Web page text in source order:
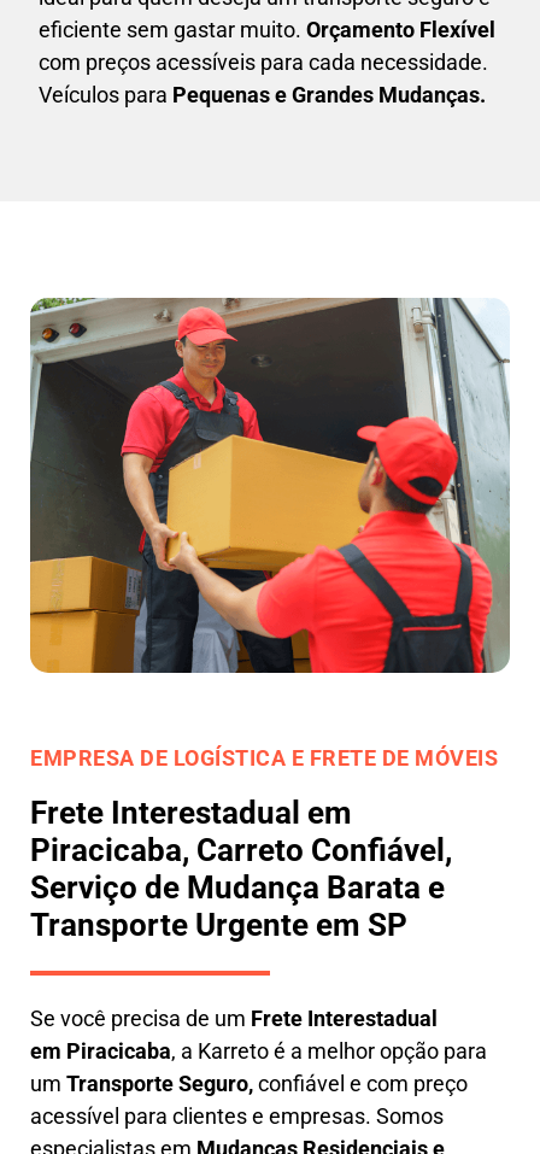
eficiente sem gastar muito. Orçamento Flexível
com preços acessíveis para cada necessidade.
Veículos para Pequenas e Grandes Mudanças.
EMPRESA DE LOGÍSTICA E FRETE DE MÓVEIS
Frete Interestadual em
Piracicaba, Carreto Confiável,
Serviço de Mudança Barata e
Transporte Urgente em SP
Se você precisa de um Frete Interestadual
em Piracicaba, a Karreto é a melhor opção para
um Transporte Seguro,confiável e com preço
acessível para clientes e empresas. Somos
especialistas em Mudanças Residenciais e